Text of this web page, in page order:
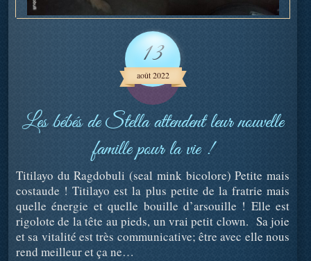
13
août 2022
Les bébés de Stella attendent leur nouvelle
famille pour la vie !
Titilayo du Ragdobuli (seal mink bicolore) Petite mais
costaude ! Titilayo est la plus petite de la fratrie mais
quelle énergie et quelle bouille d’arsouille ! Elle est
rigolote de la tête au pieds, un vrai petit clown. Sa joie
et sa vitalité est très communicative; être avec elle nous
rend meilleur et ça ne…